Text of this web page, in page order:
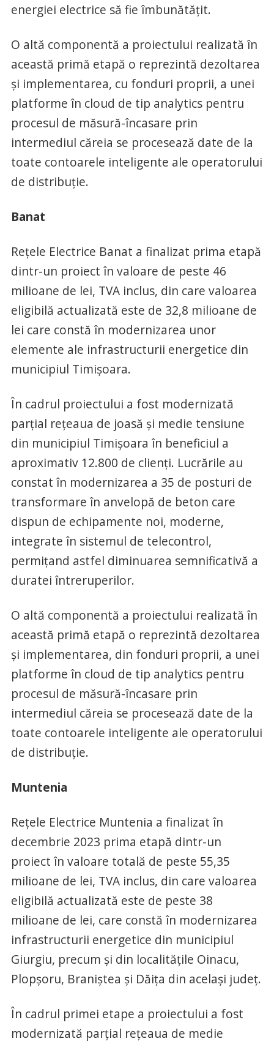
energiei electrice să fie îmbunătățit.
O altă componentă a proiectului realizată în
această primă etapă o reprezintă dezoltarea
și implementarea, cu fonduri proprii, a unei
platforme în cloud de tip analytics pentru
procesul de măsură-încasare prin
intermediul căreia se procesează date de la
toate contoarele inteligente ale operatorului
de distribuție.
Banat
Rețele Electrice Banat a finalizat prima etapă
dintr-un proiect în valoare de peste 46
milioane de lei, TVA inclus, din care valoarea
eligibilă actualizată este de 32,8 milioane de
lei care constă în modernizarea unor
elemente ale infrastructurii energetice din
municipiul Timișoara.
În cadrul proiectului a fost modernizată
parțial rețeaua de joasă și medie tensiune
din municipiul Timișoara în beneficiul a
aproximativ 12.800 de clienți. Lucrările au
constat în modernizarea a 35 de posturi de
transformare în anvelopă de beton care
dispun de echipamente noi, moderne,
integrate în sistemul de telecontrol,
permițand astfel diminuarea semnificativă a
duratei întreruperilor.
O altă componentă a proiectului realizată în
această primă etapă o reprezintă dezoltarea
și implementarea, din fonduri proprii, a unei
platforme în cloud de tip analytics pentru
procesul de măsură-încasare prin
intermediul căreia se procesează date de la
toate contoarele inteligente ale operatorului
de distribuție.
Muntenia
Rețele Electrice Muntenia a finalizat în
decembrie 2023 prima etapă dintr-un
proiect în valoare totală de peste 55,35
milioane de lei, TVA inclus, din care valoarea
eligibilă actualizată este de peste 38
milioane de lei, care constă în modernizarea
infrastructurii energetice din municipiul
Giurgiu, precum și din localităţile Oinacu,
Plopşoru, Braniştea şi Dăiţa din același județ.
În cadrul primei etape a proiectului a fost
modernizată parțial rețeaua de medie